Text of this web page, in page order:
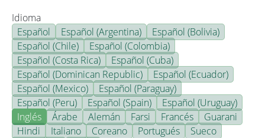
Idioma
Español
Español (Argentina)
Español (Bolivia)
Español (Chile)
Español (Colombia)
Español (Costa Rica)
Español (Cuba)
Español (Dominican Republic)
Español (Ecuador)
Español (Mexico)
Español (Paraguay)
Español (Peru)
Español (Spain)
Español (Uruguay)
Inglés
Árabe Alemán Farsi Francés
Guarani
Hindi
Italiano Coreano Portugués
Sueco